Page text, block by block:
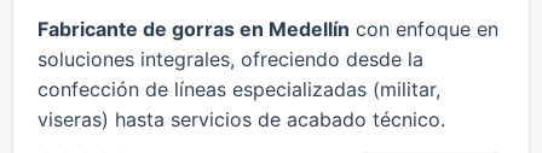
Fabricante de gorras en Medellín con enfoque en
soluciones integrales, ofreciendo desde la
confección de líneas especializadas (militar,
viseras) hasta servicios de acabado técnico.